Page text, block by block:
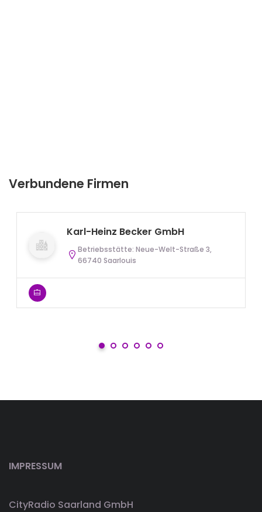
Verbundene Firmen
Karl-Heinz Becker GmbH
Betriebsstätte: Neue-Welt-Straße 3,
66740 Saarlouis
IMPRESSUM
CityRadio Saarland GmbH